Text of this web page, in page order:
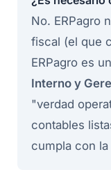
No. ERPagro
fiscal (el que
ERPagro es
Interno y
"verdad
contables
cumpla con la